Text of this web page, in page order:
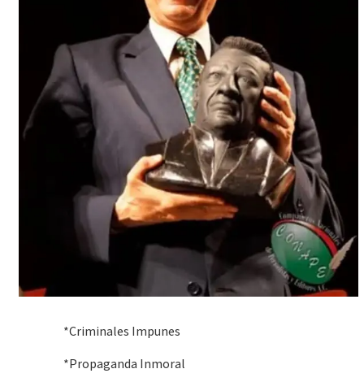
*Criminales Impunes
*Propaganda Inmoral